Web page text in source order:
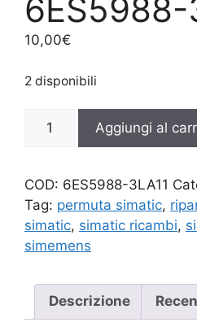
6ES5988-
10,00€
2 disponibili
3LA11
Aggiungi al
COD: 6ES5988-3LA11
Tag: permuta simatic,
simatic, simatic ricambi,
simemens
Descrizione